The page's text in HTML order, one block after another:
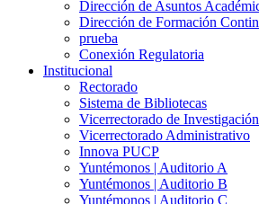
Dirección de Asuntos
Dirección de Formación
prueba
Conexión Regulatoria
Institucional
Rectorado
Sistema de Bibliotecas
Vicerrectorado de Investigación
Vicerrectorado Administrativo
Innova PUCP
Yuntémonos | Auditorio A
Yuntémonos | Auditorio B
Yuntémonos | Auditorio C